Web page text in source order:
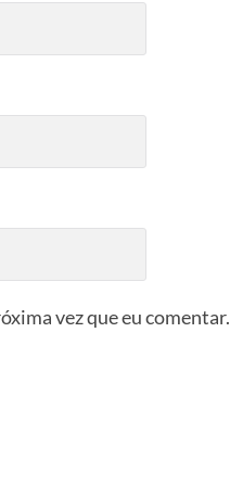
vez que eu comentar.